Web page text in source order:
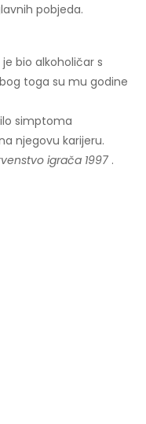
pobjeda.
bio alkoholičar s
toga su mu godine
simptoma
njegovu karijeru.
igrača 1997 .